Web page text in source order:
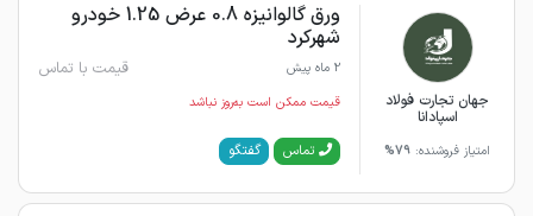
جهان تجارت فولاد
اسپادانا
امتیاز فروشنده: 79%
ورق گالوانیزه 0.8 عرض 1.25 خودرو
شهرکرد
2 ماه پیش قیمت با تماس
قیمت ممکن است به‌روز نباشد
تماس گفتگو